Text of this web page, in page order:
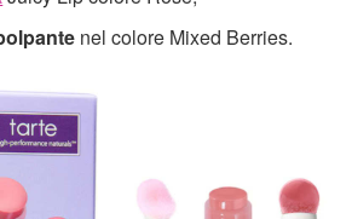
nel colore Mixed Berries.